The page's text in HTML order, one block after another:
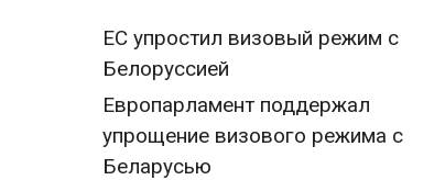
ЕС упростил визовый режим с
Белоруссией
Европарламент поддержал
упрощение визового режима с
Беларусью